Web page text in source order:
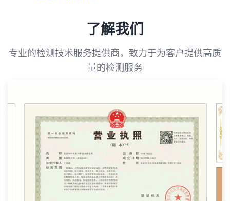
了解我们
专业的检测技术服务提供商，致力于为客户提供高质
量的检测服务